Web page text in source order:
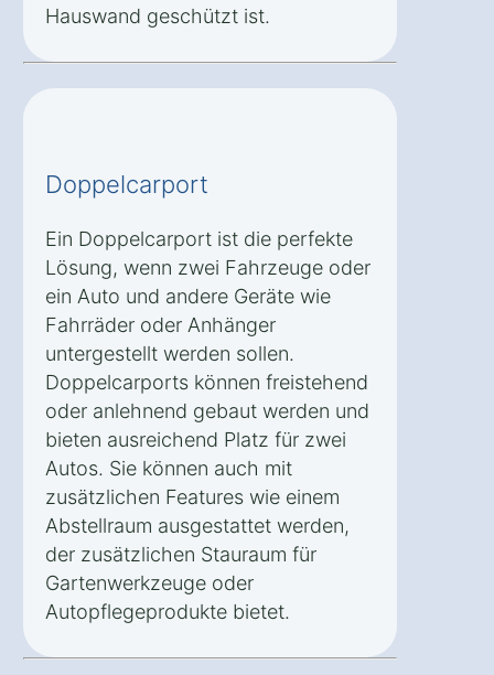
Hauswand geschützt ist.
Doppelcarport
Ein Doppelcarport ist die perfekte
Lösung, wenn zwei Fahrzeuge oder
ein Auto und andere Geräte wie
Fahrräder oder Anhänger
untergestellt werden sollen.
Doppelcarports können freistehend
oder anlehnend gebaut werden und
bieten ausreichend Platz für zwei
Autos. Sie können auch mit
zusätzlichen Features wie einem
Abstellraum ausgestattet werden,
der zusätzlichen Stauraum für
Gartenwerkzeuge oder
Autopflegeprodukte bietet.